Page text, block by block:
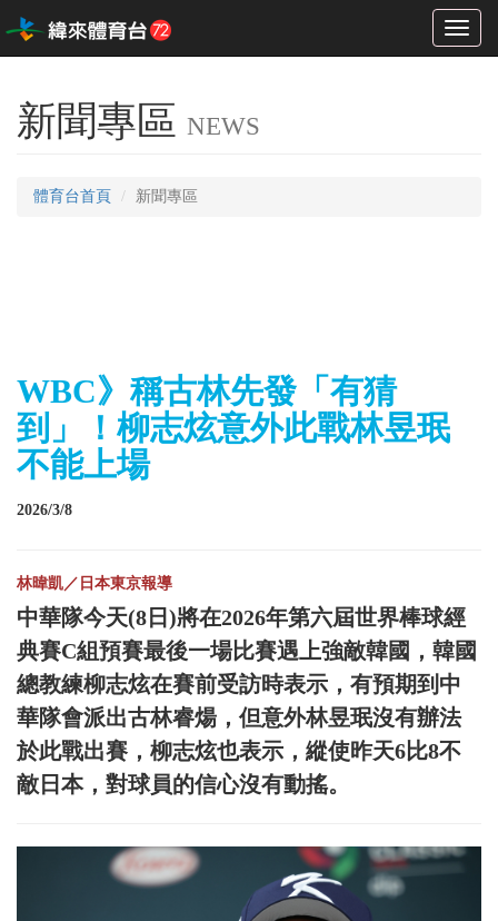
Toggle
新聞專區 NEWS
體育台首頁 新聞專區
WBC》稱古林先發「有猜
到」！柳志炫意外此戰林昱珉
不能上場
2026/3/8
林暐凱／日本東京報導
中華隊今天(8日)將在2026年第六屆世界棒球經
典賽C組預賽最後一場比賽遇上強敵韓國，韓國
總教練柳志炫在賽前受訪時表示，有預期到中
華隊會派出古林睿煬，但意外林昱珉沒有辦法
於此戰出賽，柳志炫也表示，縱使昨天6比8不
敵日本，對球員的信心沒有動搖。